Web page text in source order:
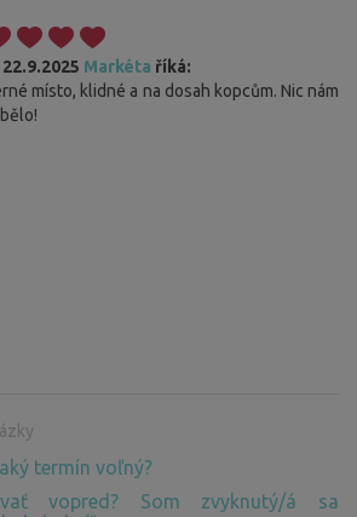
Markéta říká:
místo, klidné a na dosah kopcům. Nic nám
termín voľný?
vopred? Som zvyknutý/á sa
súbory cookies. Váš súhlas s využívaním
na tlačidlo "Uložiť nastavenia". Viac
cookies nájdetetu